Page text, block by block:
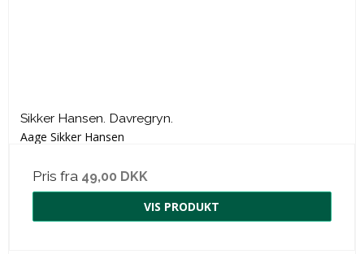
Sikker Hansen. Davregryn.
Aage Sikker Hansen
Pris fra 49,00 DKK
VIS PRODUKT